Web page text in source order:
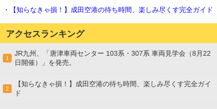
・【知らなきゃ損！】成田空港の待ち時間、楽しみ尽くす完全ガイド
アクセスランキング
1
JR九州、「唐津車両センター 103系・307系 車両見学会（8月22
日開催）」を発売。
2
【知らなきゃ損！】成田空港の待ち時間、楽しみ尽くす完全ガイ
ド